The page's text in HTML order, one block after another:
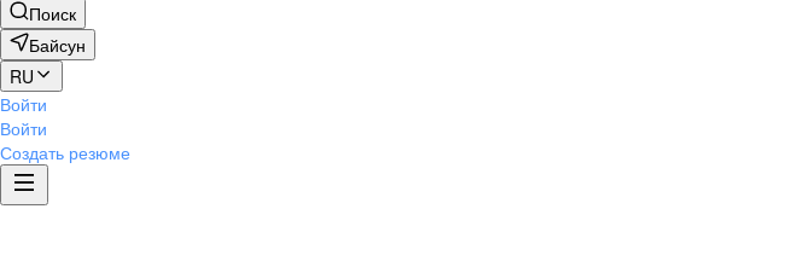
Поиск
Байсун
RU
Войти
Войти
Создать резюме